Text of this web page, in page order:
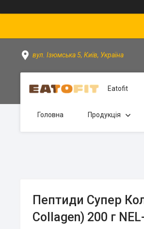
вул. Ізюмська 5, Київ, Україна
Eatofit
Головна Продукція
Пептиди Супер
Collagen) 200 г